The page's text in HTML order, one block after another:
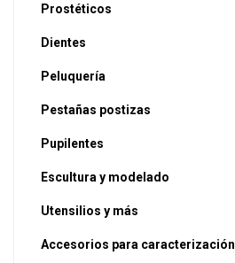
Prostéticos
Dientes
Peluquería
Pestañas postizas
Pupilentes
Escultura y modelado
Utensilios y más
Accesorios para caracterización